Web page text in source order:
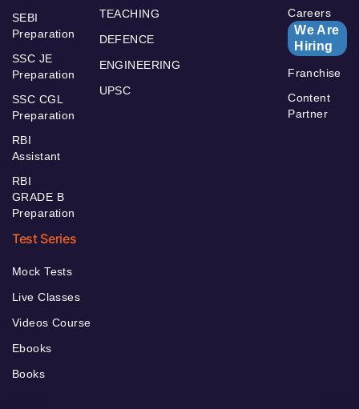
SEBI
Preparation
SSC JE
Preparation
SSC CGL
Preparation
RBI
Assistant
RBI
GRADE B
Preparation
TEACHING
DEFENCE
ENGINEERING
UPSC
Careers
We Are
Hiring
Franchise
Content
Partner
Test Series
Mock Tests
Live Classes
Videos Course
Ebooks
Books